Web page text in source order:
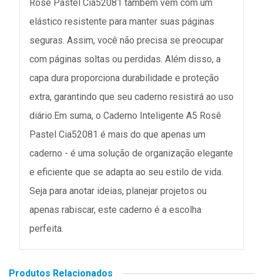
Rosê Pastel Cia52081 também vem com um
elástico resistente para manter suas páginas
seguras. Assim, você não precisa se preocupar
com páginas soltas ou perdidas. Além disso, a
capa dura proporciona durabilidade e proteção
extra, garantindo que seu caderno resistirá ao uso
diário.Em suma, o Caderno Inteligente A5 Rosê
Pastel Cia52081 é mais do que apenas um
caderno - é uma solução de organização elegante
e eficiente que se adapta ao seu estilo de vida.
Seja para anotar ideias, planejar projetos ou
apenas rabiscar, este caderno é a escolha
perfeita.
Produtos Relacionados